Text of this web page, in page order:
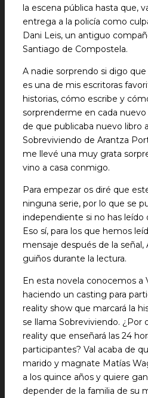
la escena pública hasta que,
entrega a la policía como
Dani Leis, un antiguo
Santiago de Compostela.
A nadie sorprendo si digo que
es una de mis escritoras
historias, cómo escribe y
sorprenderme en cada
de que publicaba nuevo libro
Sobreviviendo de Arantza
me llevé una muy grata
vino a casa conmigo.
Para empezar os diré que
ninguna serie, por lo que se
independiente si no has leído
Eso sí, para los que hemos
mensaje después de la señal,
guiños durante la lectura.
En esta novela conocemos a
haciendo un casting para
reality show que marcará la
se llama Sobreviviendo. ¿Por
reality que enseñará las 24
participantes? Val acaba de
marido y magnate Matías
a los quince años y quiere
depender de la familia de su